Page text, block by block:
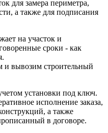
для замера периметра,
а также для подписания
на участок и
сроки - как
и вывозим строительный
установки под ключ.
исполнение заказа,
а также
в договоре.